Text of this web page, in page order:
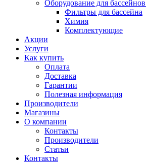
Оборудование для бассейнов
Фильтры для бассейна
Химия
Комплектующие
Акции
Услуги
Как купить
Оплата
Доставка
Гарантии
Полезная информация
Производители
Магазины
О компании
Контакты
Производители
Статьи
Контакты